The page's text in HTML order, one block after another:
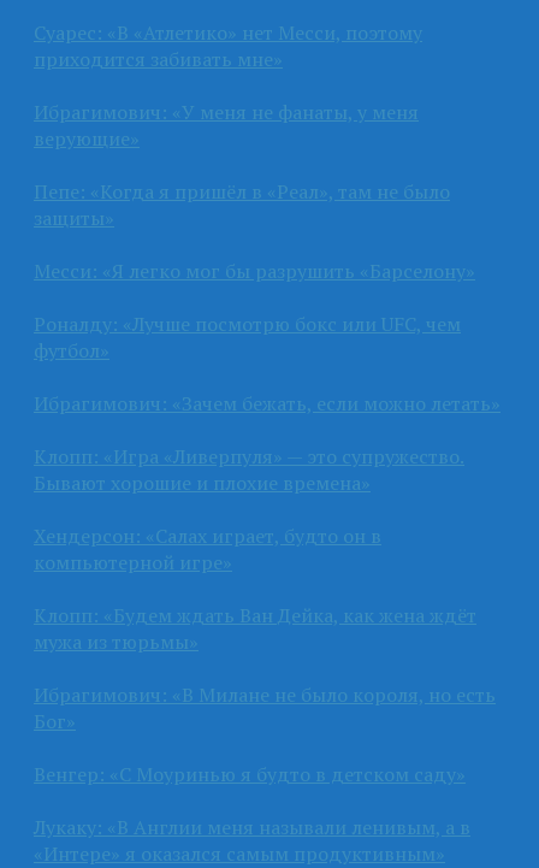
Суарес: «В «Атлетико» нет Месси, поэтому
приходится забивать мне»
Ибрагимович: «У меня не фанаты, у меня
верующие»
Пепе: «Когда я пришёл в «Реал», там не было
защиты»
Месси: «Я легко мог бы разрушить «Барселону»
Роналду: «Лучше посмотрю бокс или UFC, чем
футбол»
Ибрагимович: «Зачем бежать, если можно летать»
Клопп: «Игра «Ливерпуля» — это супружество.
Бывают хорошие и плохие времена»
Хендерсон: «Салах играет, будто он в
компьютерной игре»
Клопп: «Будем ждать Ван Дейка, как жена ждёт
мужа из тюрьмы»
Ибрагимович: «В Милане не было короля, но есть
Бог»
Венгер: «С Моуринью я будто в детском саду»
Лукаку: «В Англии меня называли ленивым, а в
«Интере» я оказался самым продуктивным»